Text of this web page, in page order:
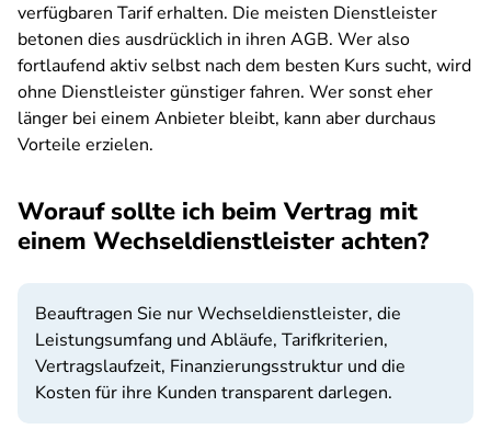
verfügbaren Tarif erhalten. Die meisten Dienstleister
betonen dies ausdrücklich in ihren AGB. Wer also
fortlaufend aktiv selbst nach dem besten Kurs sucht, wird
ohne Dienstleister günstiger fahren. Wer sonst eher
länger bei einem Anbieter bleibt, kann aber durchaus
Vorteile erzielen.
Worauf sollte ich beim Vertrag mit
einem Wechseldienstleister achten?
Beauftragen Sie nur Wechseldienstleister, die
Leistungsumfang und Abläufe, Tarifkriterien,
Vertragslaufzeit, Finanzierungsstruktur und die
Kosten für ihre Kunden transparent darlegen.